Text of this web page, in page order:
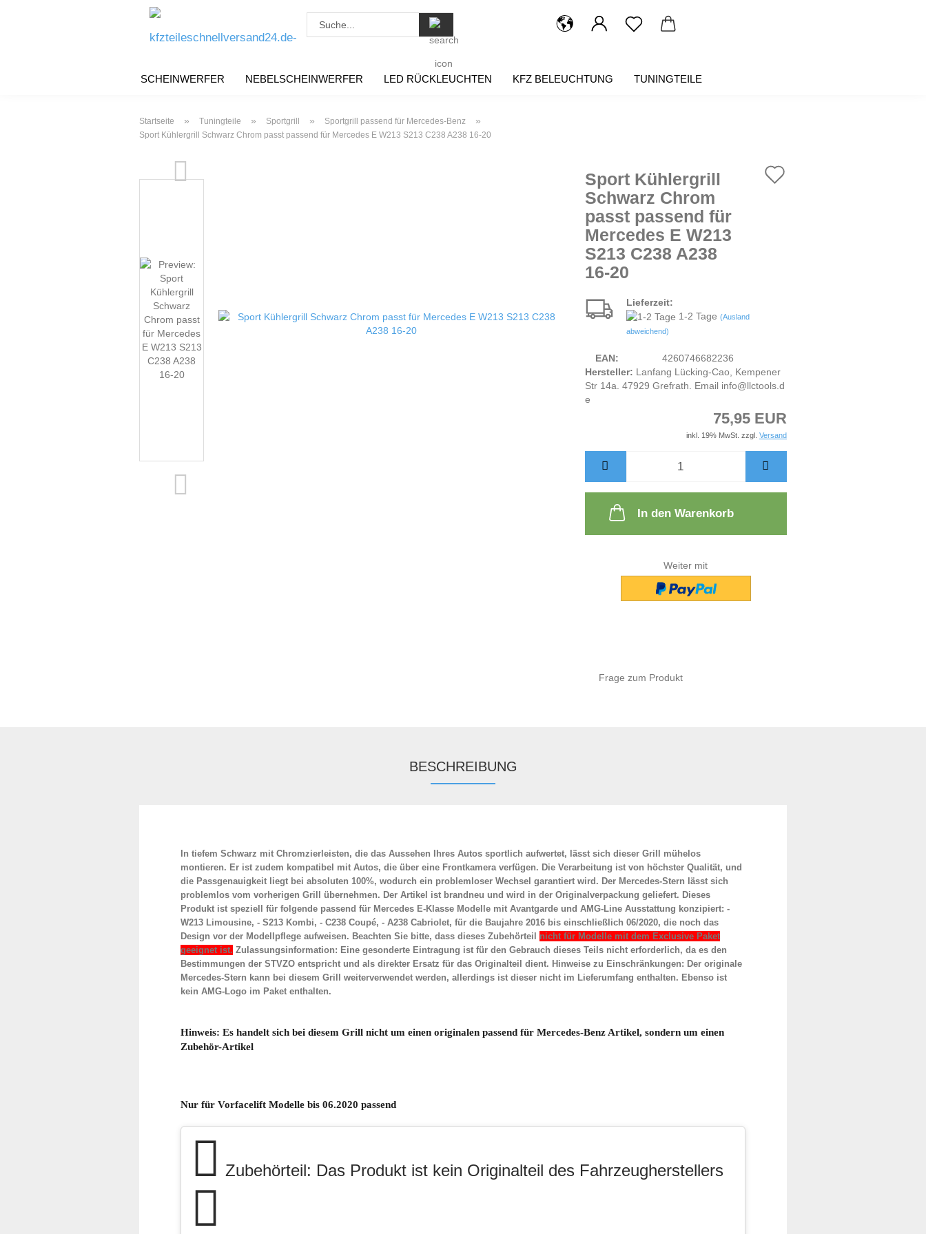
SCHEINWERFER NEBELSCHEINWERFER LED RÜCKLEUCHTEN KFZ BELEUCHTUNG TUNINGTEILE
Startseite » Tuningteile » Sportgrill » Sportgrill passend für Mercedes-Benz »
Sport Kühlergrill Schwarz Chrom passt passend für Mercedes E W213 S213 C238 A238 16-20
Sport Kühlergrill
Schwarz Chrom
passt passend für
Mercedes E W213
S213 C238 A238
16-20
Lieferzeit:
1-2 Tage (Ausland
abweichend)
EAN:
4260746682236
Hersteller: Lanfang Lücking-Cao, Kempener
Str 14a. 47929 Grefrath. Email info@llctools.d
e
75,95 EUR
inkl. 19% MwSt. zzgl. Versand
In den Warenkorb
Weiter mit
Frage zum Produkt
BESCHREIBUNG
In tiefem Schwarz mit Chromzierleisten, die das Aussehen Ihres Autos sportlich aufwertet, lässt sich dieser Grill mühelos
montieren. Er ist zudem kompatibel mit Autos, die über eine Frontkamera verfügen. Die Verarbeitung ist von höchster Qualität, und
die Passgenauigkeit liegt bei absoluten 100%, wodurch ein problemloser Wechsel garantiert wird. Der Mercedes-Stern lässt sich
problemlos vom vorherigen Grill übernehmen. Der Artikel ist brandneu und wird in der Originalverpackung geliefert. Dieses
Produkt ist speziell für folgende passend für Mercedes E-Klasse Modelle mit Avantgarde und AMG-Line Ausstattung konzipiert: -
W213 Limousine, - S213 Kombi, - C238 Coupé, - A238 Cabriolet, für die Baujahre 2016 bis einschließlich 06/2020, die noch das
Design vor der Modellpflege aufweisen. Beachten Sie bitte, dass dieses Zubehörteil nicht für Modelle mit dem Exclusive Paket
geeignet ist. Zulassungsinformation: Eine gesonderte Eintragung ist für den Gebrauch dieses Teils nicht erforderlich, da es den
Bestimmungen der STVZO entspricht und als direkter Ersatz für das Originalteil dient. Hinweise zu Einschränkungen: Der originale
Mercedes-Stern kann bei diesem Grill weiterverwendet werden, allerdings ist dieser nicht im Lieferumfang enthalten. Ebenso ist
kein AMG-Logo im Paket enthalten.
Hinweis: Es handelt sich bei diesem Grill nicht um einen originalen passend für Mercedes-Benz Artikel, sondern um einen
Zubehör-Artikel
Nur für Vorfacelift Modelle bis 06.2020 passend
Zubehörteil: Das Produkt ist kein Originalteil des Fahrzeugherstellers